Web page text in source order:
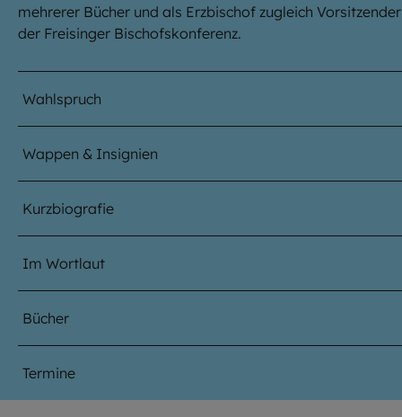
mehrerer Bücher und als Erzbischof zugleich Vorsitzender
der Freisinger Bischofskonferenz.
Wahlspruch
Wappen & Insignien
Kurzbiografie
Im Wortlaut
Bücher
Termine